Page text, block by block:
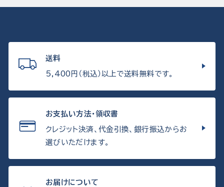
送料
5,400円（税込）以上で送料無料です。
お支払い方法・領収書
クレジット決済、代金引換、銀行振込からお
選びいただけます。
お届けについて